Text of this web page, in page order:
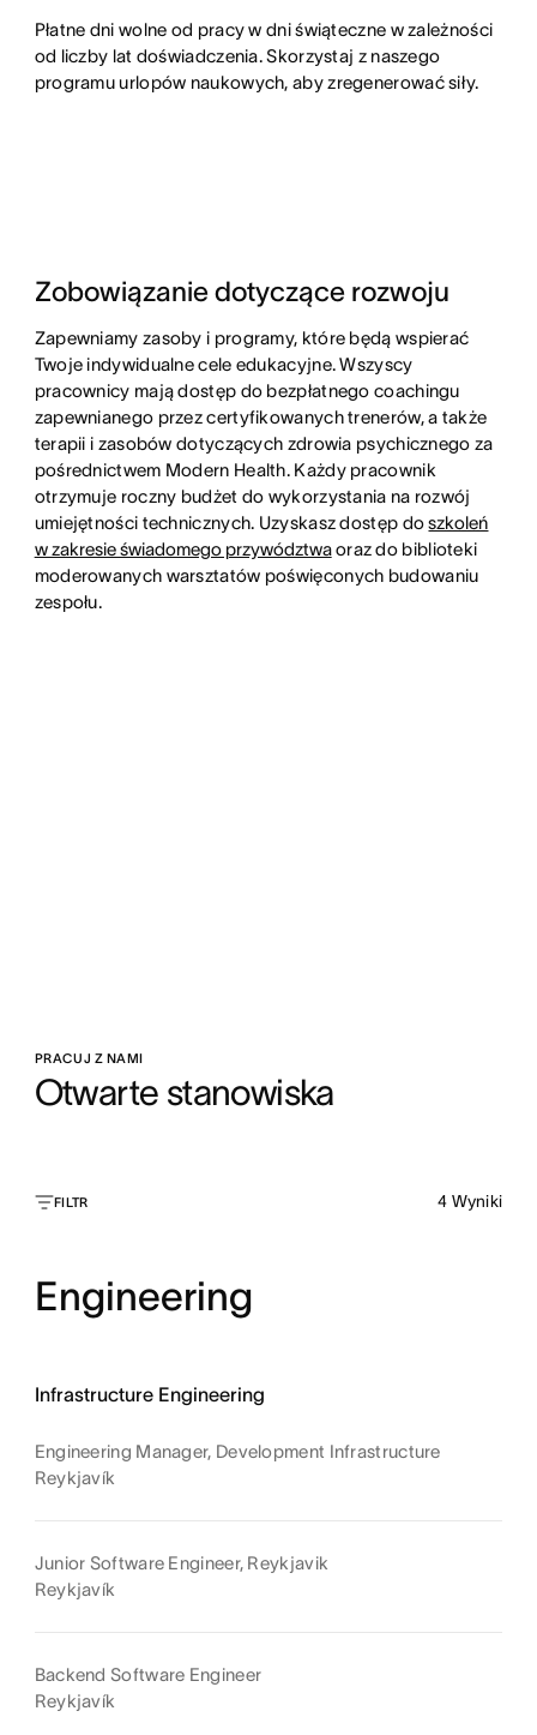
Płatne dni wolne od pracy w dni świąteczne w zależności
od liczby lat doświadczenia. Skorzystaj z naszego
programu urlopów naukowych, aby zregenerować siły.
Zobowiązanie dotyczące rozwoju
Zapewniamy zasoby i programy, które będą wspierać
Twoje indywidualne cele edukacyjne. Wszyscy
pracownicy mają dostęp do bezpłatnego coachingu
zapewnianego przez certyfikowanych trenerów, a także
terapii i zasobów dotyczących zdrowia psychicznego za
pośrednictwem Modern Health. Każdy pracownik
otrzymuje roczny budżet do wykorzystania na rozwój
umiejętności technicznych. Uzyskasz dostęp doszkoleń
w zakresie świadomego przywództwaoraz do biblioteki
moderowanych warsztatów poświęconych budowaniu
zespołu.
PRACUJ Z NAMI
Otwarte stanowiska
FILTR 4 Wyniki
Engineering
Infrastructure Engineering
Engineering Manager, Development Infrastructure
Reykjavík
Junior Software Engineer, Reykjavik
Reykjavík
Backend Software Engineer
Reykjavík